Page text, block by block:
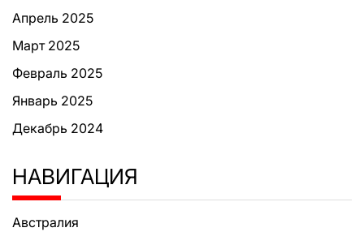
Апрель 2025
Март 2025
Февраль 2025
Январь 2025
Декабрь 2024
НАВИГАЦИЯ
Австралия